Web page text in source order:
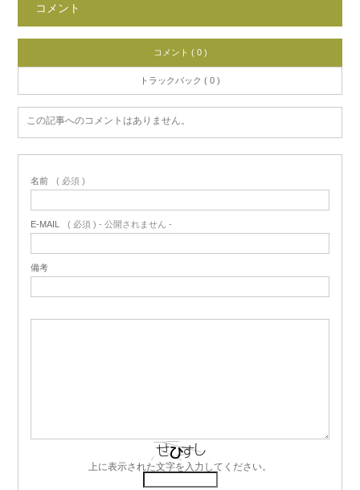
コメント
コメント ( 0 )
トラックバック ( 0 )
この記事へのコメントはありません。
名前 ( 必須 )
E-MAIL ( 必須 ) - 公開されません -
備考
上に表示された文字を入力してください。